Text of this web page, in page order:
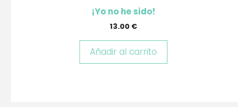
¡Yo no he sido!
13.00 €
Añadir al carrito